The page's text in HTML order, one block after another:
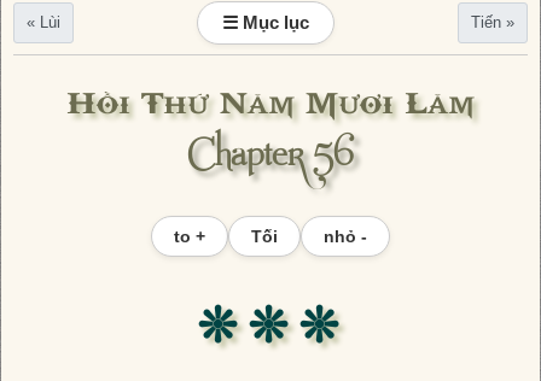
« Lùi ☰ Mục lục Tiến »
Hồi Thứ Năm Mươi Lăm
Chapter 56
to + Tối nhỏ -
❊ ❊ ❊